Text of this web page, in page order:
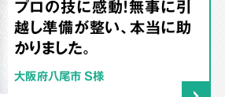
プロの技に感動！無事に引
越し準備が整い、本当に助
かりました。
大阪府八尾市 S様